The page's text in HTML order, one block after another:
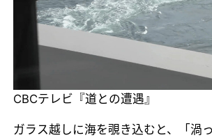
CBCテレビ『道との遭遇』
ガラス越しに海を覗き込むと、「渦